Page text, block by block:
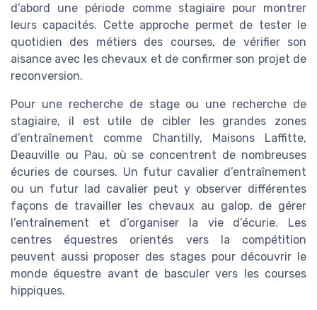
d’abord une période comme stagiaire pour montrer
leurs capacités. Cette approche permet de tester le
quotidien des métiers des courses, de vérifier son
aisance avec les chevaux et de confirmer son projet de
reconversion.
Pour une recherche de stage ou une recherche de
stagiaire, il est utile de cibler les grandes zones
d’entraînement comme Chantilly, Maisons Laffitte,
Deauville ou Pau, où se concentrent de nombreuses
écuries de courses. Un futur cavalier d’entraînement
ou un futur lad cavalier peut y observer différentes
façons de travailler les chevaux au galop, de gérer
l’entraînement et d’organiser la vie d’écurie. Les
centres équestres orientés vers la compétition
peuvent aussi proposer des stages pour découvrir le
monde équestre avant de basculer vers les courses
hippiques.